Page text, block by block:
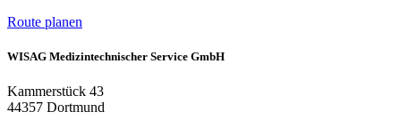
Route planen
WISAG Medizintechnischer Service GmbH
Kammerstück 43
44357 Dortmund